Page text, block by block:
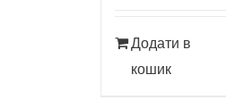
Додати в
кошик